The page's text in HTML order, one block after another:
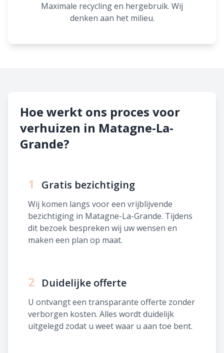
Maximale recycling en hergebruik. Wij
denken aan het milieu.
Hoe werkt ons proces voor
verhuizen in Matagne-La-
Grande?
1 Gratis bezichtiging
Wij komen langs voor een vrijblijvende
bezichtiging in Matagne-La-Grande. Tijdens
dit bezoek bespreken wij uw wensen en
maken een plan op maat.
2 Duidelijke offerte
U ontvangt een transparante offerte zonder
verborgen kosten. Alles wordt duidelijk
uitgelegd zodat u weet waar u aan toe bent.